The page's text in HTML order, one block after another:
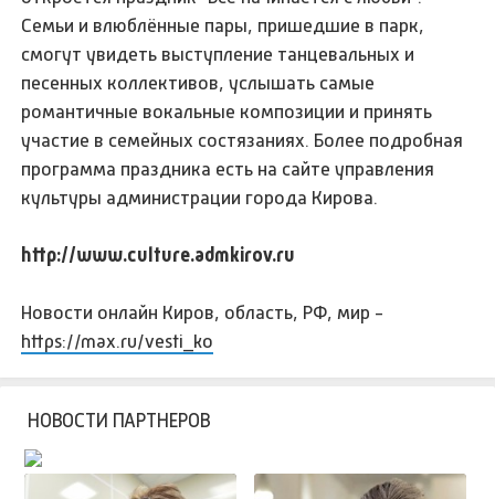
Семьи и влюблённые пары, пришедшие в парк,
смогут увидеть выступление танцевальных и
песенных коллективов, услышать самые
романтичные вокальные композиции и принять
участие в семейных состязаниях. Более подробная
программа праздника есть на сайте управления
культуры администрации города Кирова.
http://www.culture.admkirov.ru
Новости онлайн Киров, область, РФ, мир -
https://max.ru/vesti_ko
НОВОСТИ ПАРТНЕРОВ